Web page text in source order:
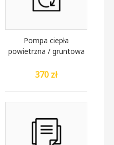
Pompa ciepła
powietrzna / gruntowa
370 zł